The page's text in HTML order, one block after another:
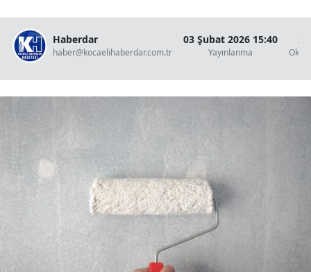
Haberdar
haber@kocaelihaberdar.com.tr
03 Şubat 2026 15:40
Yayınlanma
2